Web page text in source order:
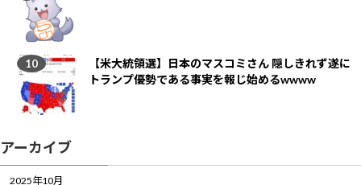
【米大統領選】日本のマスコミさん 隠しきれず遂に
トランプ優勢である事実を報じ始めるwwww
アーカイブ
2025年10月